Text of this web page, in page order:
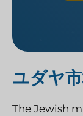
ユダヤ
The Jewish